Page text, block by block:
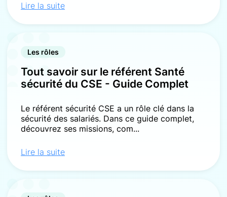
Lire la suite
Les rôles
Tout savoir sur le référent Santé
sécurité du CSE - Guide Complet
Le référent sécurité CSE a un rôle clé dans la
sécurité des salariés. Dans ce guide complet,
découvrez ses missions, com...
Lire la suite